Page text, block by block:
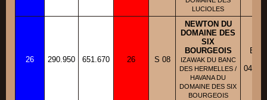
LUCIOLES
26 290.950 651.670 26 S 08
NEWTON DU
DOMAINE DES
SIX
BOURGEOIS
IZAWAK DU BANC
DES HERMELLES /
HAVANA DU
DOMAINE DES SIX
BOURGEOIS
04/01/